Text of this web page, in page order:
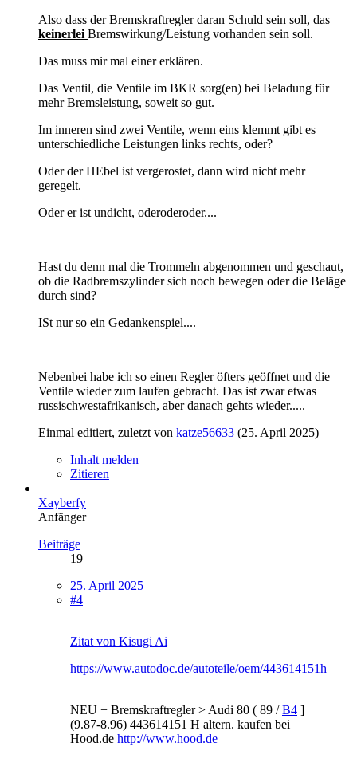
Also dass der Bremskraftregler daran Schuld sein soll, das
keinerlei Bremswirkung/Leistung vorhanden sein soll.
Das muss mir mal einer erklären.
Das Ventil, die Ventile im BKR sorg(en) bei Beladung für
mehr Bremsleistung, soweit so gut.
Im inneren sind zwei Ventile, wenn eins klemmt gibt es
unterschiedliche Leistungen links rechts, oder?
Oder der HEbel ist vergerostet, dann wird nicht mehr
geregelt.
Oder er ist undicht, oderoderoder....
Hast du denn mal die Trommeln abgenommen und geschaut,
ob die Radbremszylinder sich noch bewegen oder die Beläge
durch sind?
ISt nur so ein Gedankenspiel....
Nebenbei habe ich so einen Regler öfters geöffnet und die
Ventile wieder zum laufen gebracht. Das ist zwar etwas
russischwestafrikanisch, aber danach gehts wieder.....
Einmal editiert, zuletzt von katze56633 (25. April 2025)
Inhalt melden
Zitieren
Xayberfy
Anfänger
Beiträge
19
25. April 2025
#4
Zitat von Kisugi Ai
https://www.autodoc.de/autoteile/oem/443614151h
NEU + Bremskraftregler > Audi 80 ( 89 /B4 ]
(9.87-8.96) 443614151 H altern. kaufen bei
Hood.de http://www.hood.de